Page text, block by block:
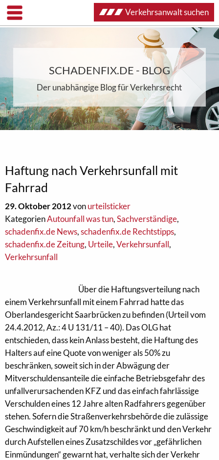
SCHADENFIX.DE - BLOG
Der unabhängige Blog für Verkehrsrecht
Haftung nach Verkehrsunfall mit
Fahrrad
29. Oktober 2012vonurteilsticker
KategorienAutounfall was tun,Sachverständige,
schadenfix.de News,schadenfix.de Rechtstipps,
schadenfix.de Zeitung, Urteile,Verkehrsunfall,
Verkehrsunfall
Über die Haftungsverteilung nach
einem Verkehrsunfall mit einem Fahrrad hatte das
Oberlandesgericht Saarbrücken zu befinden (Urteil vom
24.4.2012, Az.: 4 U 131/11 – 40). Das OLG hat
entschieden, dass kein Anlass besteht, die Haftung des
Halters auf eine Quote von weniger als 50% zu
beschränken, soweit sich in der Abwägung der
Mitverschuldensanteile die einfache Betriebsgefahr des
unfallverursachenden KFZ und das einfach fahrlässige
Verschulden eines 12 Jahre alten Radfahrers gegenüber
stehen. Sofern die Straßenverkehrsbehörde die zulässige
Geschwindigkeit auf 70 km/h beschränkt und den Verkehr
durch Aufstellen eines Zusatzschildes vor „gefährlichen
Einmündungen“ gewarnt hat, verhalte sich der Verkehr
Verkehrsanwalt suchen